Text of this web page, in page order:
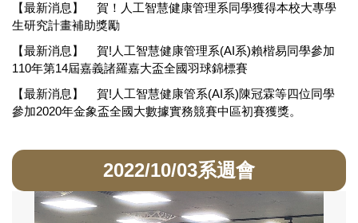
【最新消息】
賀！人工智慧健康管理系同學獲得本校大專學
生研究計畫補助獎勵
【最新消息】
賀!人工智慧健康管理系(AI系)賴楷易同學參加
110年第14屆嘉義諸羅嘉大盃全國羽球錦標賽
【最新消息】
賀!人工智慧健康管系(AI系)陳冠霖等四位同學
參加2020年金象盃全國大數據實務競賽中區初賽獲獎。
2022/10/03系週會